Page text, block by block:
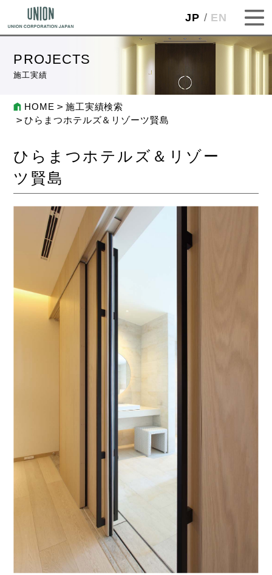
JP EN
PROJECTS
施工実績
HOME
施工実績検索
ひらまつホテルズ＆リゾーツ賢島
ひらまつホテルズ＆リゾー
ツ賢島